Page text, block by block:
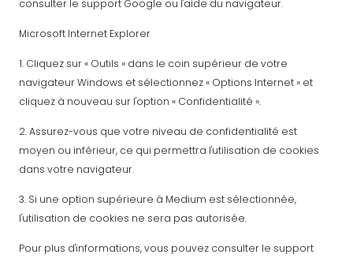
consulter le support Google ou l'aide du navigateur.
Microsoft Internet Explorer
1. Cliquez sur « Outils » dans le coin supérieur de votre
navigateur Windows et sélectionnez « Options Internet » et
cliquez à nouveau sur l'option « Confidentialité ».
2. Assurez-vous que votre niveau de confidentialité est
moyen ou inférieur, ce qui permettra l'utilisation de cookies
dans votre navigateur.
3. Si une option supérieure à Medium est sélectionnée,
l'utilisation de cookies ne sera pas autorisée.
Pour plus d'informations, vous pouvez consulter le support